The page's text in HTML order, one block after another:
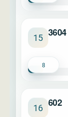
15 3604
8
16 602